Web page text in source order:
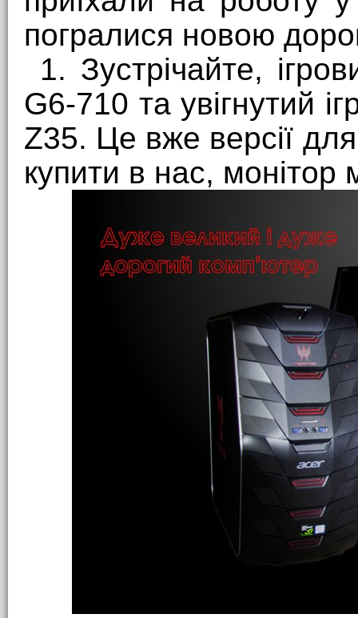
погралися новою
1. Зустрічайте,
G6-710 та увігнутий
Z35. Це вже версії
купити в нас, монітор